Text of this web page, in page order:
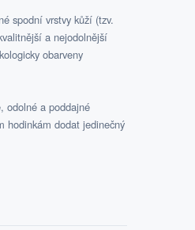
spodní vrstvy kůží (tzv.
a nejodolnější
obarveny
odolné a poddajné
hodinkám dodat jedinečný